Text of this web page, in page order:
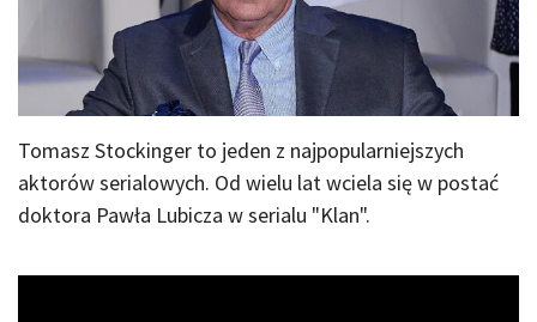
Tomasz Stockinger to jeden z najpopularniejszych
aktorów serialowych. Od wielu lat wciela się w postać
doktora Pawła Lubicza w serialu "Klan".